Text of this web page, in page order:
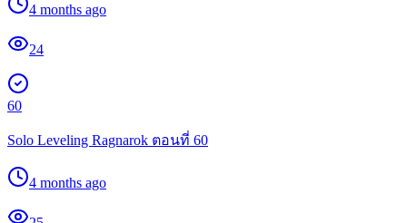
4 months ago
24
60
Solo Leveling Ragnarok ตอนที่ 60
4 months ago